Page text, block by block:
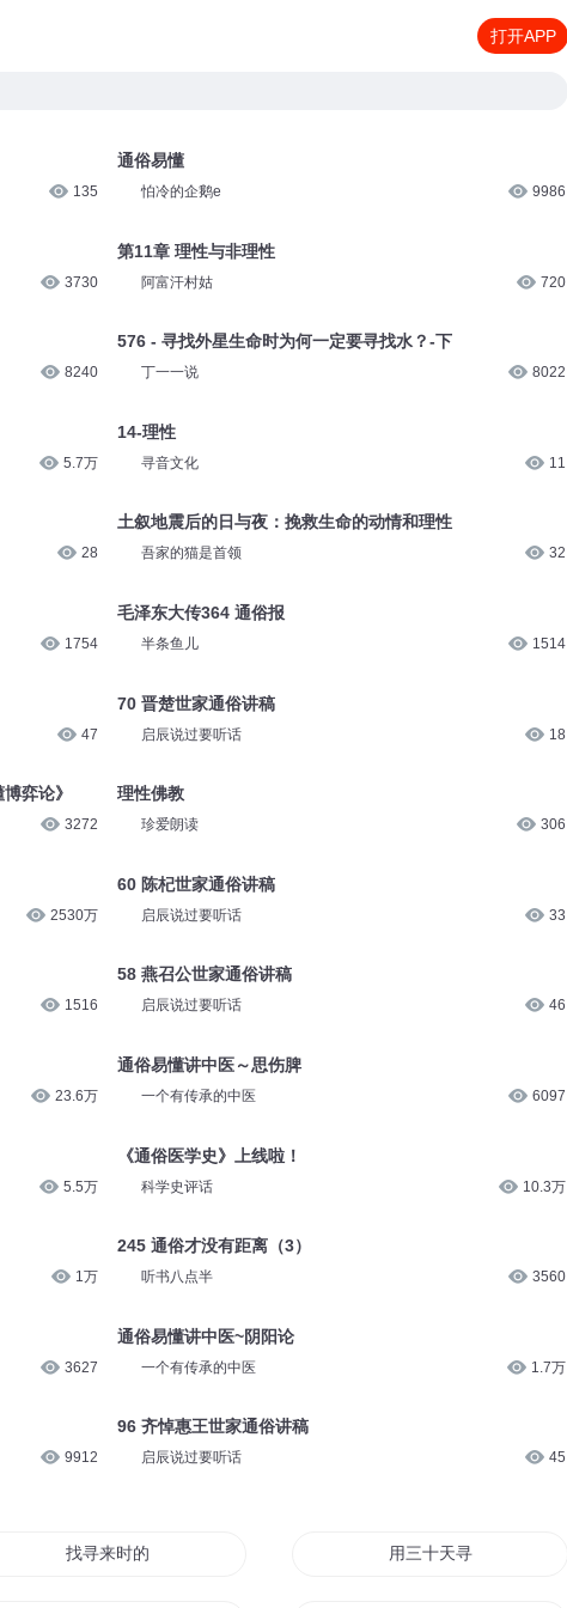
打开APP
135
3730
8240
5.7万
28
1754
47
弈论》
3272
2530万
1516
23.6万
5.5万
1万
3627
9912
通俗易懂
怕冷的企鹅e 9986
第11章 理性与非理性
阿富汗村姑 720
576 - 寻找外星生命时为何一定要寻找水？-下
丁一一说 8022
14-理性
寻音文化 11
土叙地震后的日与夜：挽救生命的动情和理性
吾家的猫是首领 32
毛泽东大传364 通俗报
半条鱼儿 1514
70 晋楚世家通俗讲稿
启辰说过要听话 18
理性佛教
珍爱朗读 306
60 陈杞世家通俗讲稿
启辰说过要听话 33
58 燕召公世家通俗讲稿
启辰说过要听话 46
通俗易懂讲中医～思伤脾
一个有传承的中医 6097
《通俗医学史》上线啦！
科学史评话 10.3万
245 通俗才没有距离（3）
听书八点半 3560
通俗易懂讲中医~阴阳论
一个有传承的中医 1.7万
96 齐悼惠王世家通俗讲稿
启辰说过要听话 45
找寻来时的路 用三十天寻找真爱